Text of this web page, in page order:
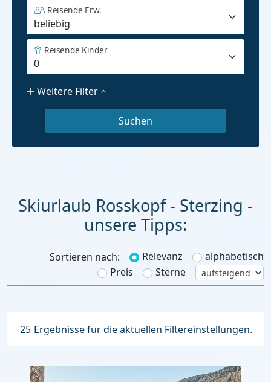
Reisende Erw.
Reisende Kinder
Weitere Filter
Skiurlaub Rosskopf - Sterzing -
unsere Tipps:
Sortieren nach: Relevanz
alphabetisch
Preis
Sterne
25 Ergebnisse für die aktuellen Filtereinstellungen.